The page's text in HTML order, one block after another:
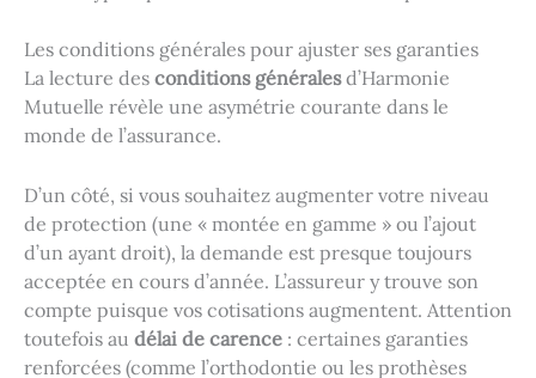
Les conditions générales pour ajuster ses garanties
La lecture des conditions généralesd’Harmonie
Mutuelle révèle une asymétrie courante dans le
monde de l’assurance.
D’un côté, si vous souhaitez augmenter votre niveau
de protection (une « montée en gamme » ou l’ajout
d’un ayant droit), la demande est presque toujours
acceptée en cours d’année. L’assureur y trouve son
compte puisque vos cotisations augmentent. Attention
toutefois au délai de carence : certaines garanties
renforcées (comme l’orthodontie ou les prothèses